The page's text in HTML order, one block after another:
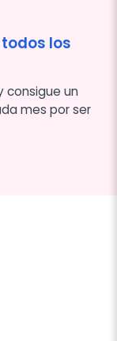
todos los
consigue un
mes por ser